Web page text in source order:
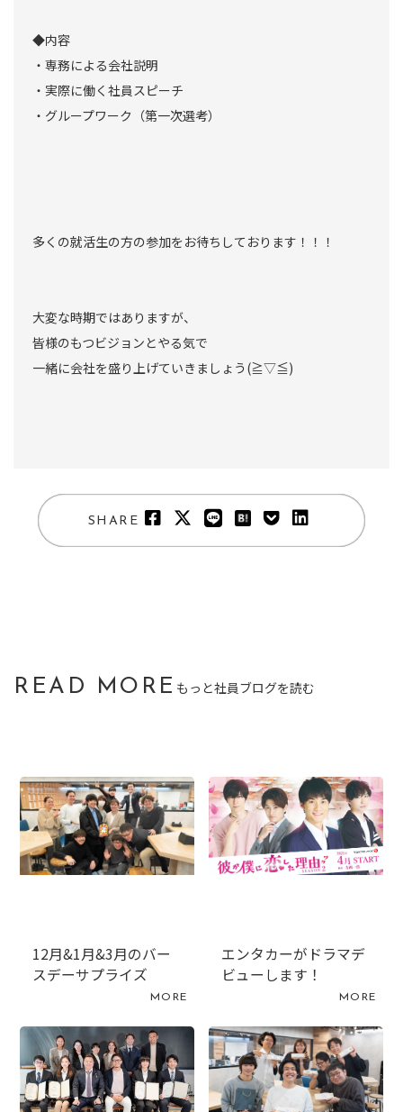
◆内容
・専務による会社説明
・実際に働く社員スピーチ
・グループワーク（第一次選考）
多くの就活生の方の参加をお待ちしております！！！
大変な時期ではありますが、
皆様のもつビジョンとやる気で
一緒に会社を盛り上げていきましょう(≧▽≦)
SHARE
READ MORE もっと社員ブログを読む
12月&1月&3月のバー
スデーサプライズ
MORE
エンタカーがドラマデ
ビューします！
MORE